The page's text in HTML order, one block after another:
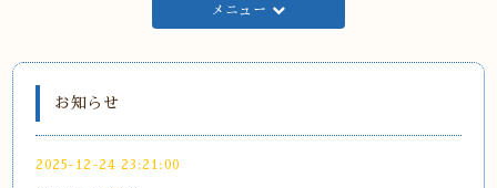
メニュー
お知らせ
2025-12-24 23:21:00